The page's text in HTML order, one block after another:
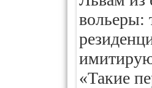
вольеры:
«Такие